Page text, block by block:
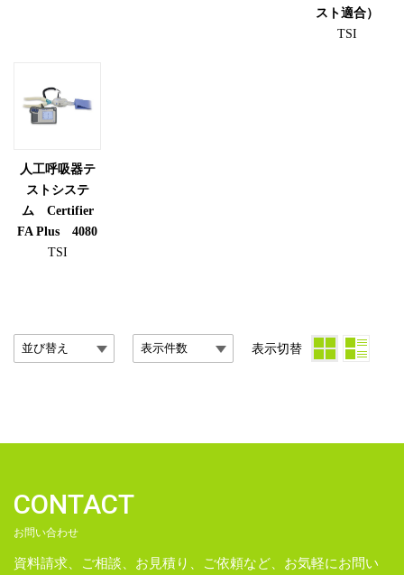
スト適合）
TSI
人工呼吸器テ
ストシステ
ム Certifier
FA Plus 4080
TSI
表示切替
CONTACT
お問い合わせ
資料請求、ご相談、お見積り、ご依頼など、お気軽にお問い